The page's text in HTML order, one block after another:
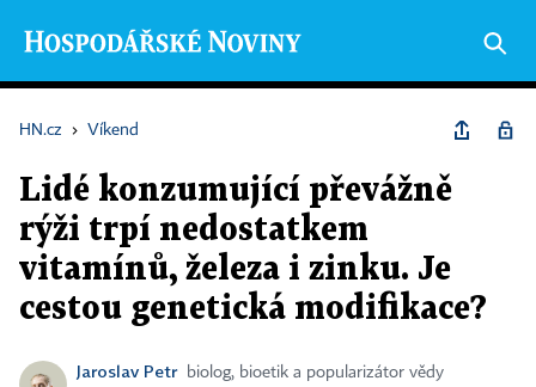
HN.cz › Víkend
Lidé konzumující převážně
rýži trpí nedostatkem
vitamínů, železa i zinku. Je
cestou genetická modifikace?
Jaroslav Petr
biolog, bioetik a popularizátor vědy